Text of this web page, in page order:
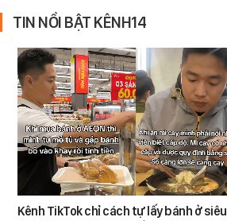
TIN NỔI BẬT KÊNH14
Kênh TikTok chỉ cách tự lấy bánh ở siêu